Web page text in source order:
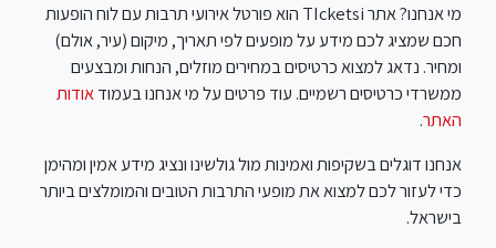
מי אנחנו? אתר TIcketsi הוא פורטל אירועי תרבות עם לוח הופעות
חכם שמציג לכם מידע על מופעים לפי תאריך, מיקום (עיר, אולם)
ומחיר. נדאג למצוא כרטיסים במחירים מוזלים, הנחות ומבצעים
ממשרדי כרטיסים רשמיים. עוד פרטים על מי אנחנו בעמודאודות
האתר.
אנחנו דוגלים בשקיפות ואמינות מול גולשינו ונציג מידע אמין ומהימן
כדי לעזור לכם למצוא את מופעי התרבות הטובים והמומלצים ביותר
בישראל.